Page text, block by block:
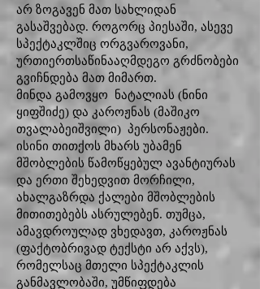
არ ზოგავენ მათ სახლიდან
გასაშვებად. როგორც პიესაში, ასევე
სპექტაკლშიც ორგვაროვანი,
ურთიერთსაწინააღმდეგო გრძნობები
გვიჩნდება მათ მიმართ.
მინდა გამოვყო ნატალიას (ნინი
ყიფშიძე) და კაროჟნას (მაშიკო
თვალაბეიშვილი) პერსონაჟები.
ისინი თითქოს მხარს უბამენ
მშობლების წამოწყებულ ავანტიურას
და ერთი შეხედვით მორჩილი,
ახალგაზრდა ქალები მშობლების
მითითებებს ასრულებენ. თუმცა,
ამავდროულად ვხედავთ, კაროჟნას
(ფაქტობრივად ტექსტი არ აქვს),
რომელსაც მთელი სპექტაკლის
განმავლობაში, უმწიფდება